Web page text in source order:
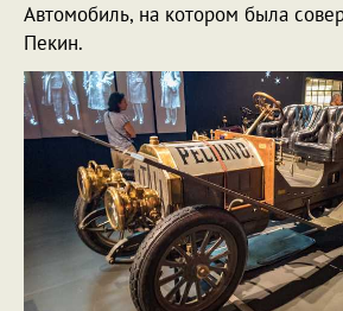
Автомобиль, на котором была
Пекин.